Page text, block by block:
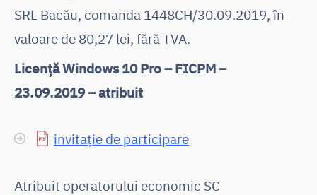
SRL Bacău, comanda 1448CH/30.09.2019, în
valoare de 80,27 lei, fără TVA.
Licență Windows 10 Pro – FICPM –
23.09.2019 – atribuit
invitație de participare
Atribuit operatorului economic SC